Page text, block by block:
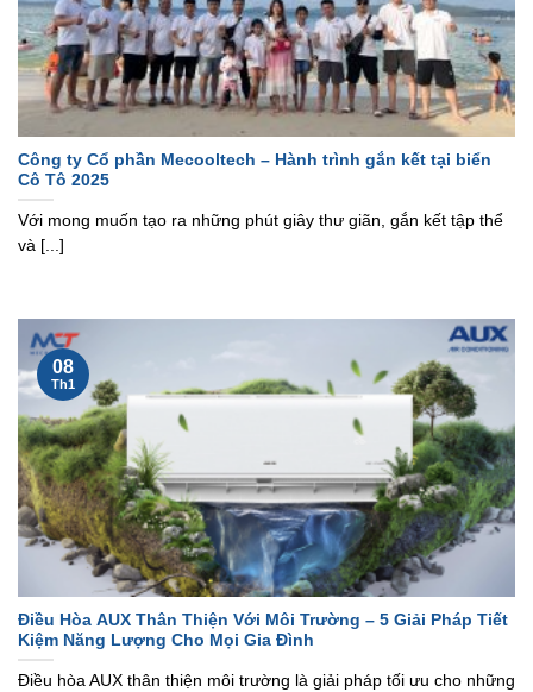
Công ty Cổ phần Mecooltech – Hành trình gắn kết tại biển
Cô Tô 2025
Với mong muốn tạo ra những phút giây thư giãn, gắn kết tập thể
và [...]
Điều Hòa AUX Thân Thiện Với Môi Trường – 5 Giải Pháp Tiết
Kiệm Năng Lượng Cho Mọi Gia Đình
Điều hòa AUX thân thiện môi trường là giải pháp tối ưu cho những
08
Th1